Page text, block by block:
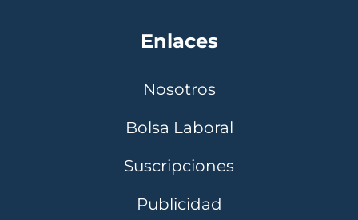
Enlaces
Nosotros
Bolsa Laboral
Suscripciones
Publicidad